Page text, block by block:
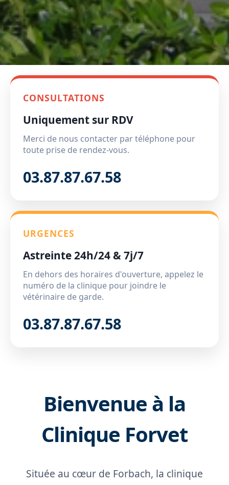
CONSULTATIONS
Uniquement sur RDV
Merci de nous contacter par téléphone pour
toute prise de rendez-vous.
03.87.87.67.58
URGENCES
Astreinte 24h/24 & 7j/7
En dehors des horaires d'ouverture, appelez le
numéro de la clinique pour joindre le
vétérinaire de garde.
03.87.87.67.58
Bienvenue à la
Clinique Forvet
Située au cœur de Forbach, la clinique